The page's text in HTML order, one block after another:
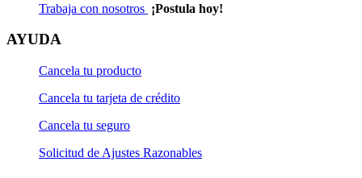
Trabaja con nosotros ¡Postula hoy!
AYUDA
Cancela tu producto
Cancela tu tarjeta de crédito
Cancela tu seguro
Solicitud de Ajustes Razonables